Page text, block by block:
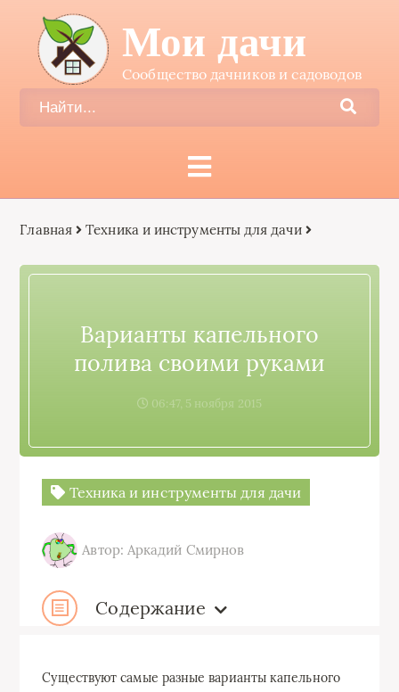
Мои дачи
Сообщество дачников и садоводов
Главная Техника и инструменты для дачи
Варианты капельного
полива своими руками
06:47, 5 ноября 2015
Техника и инструменты для дачи
Автор: Аркадий Смирнов
Содержание
Существуют самые разные варианты капельного